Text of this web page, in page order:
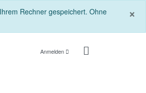
×
Rechner gespeichert. Ohne
Anmelden